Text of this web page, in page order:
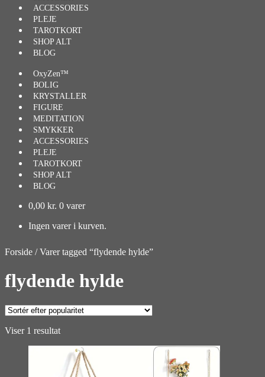
ACCESSORIES
PLEJE
TAROTKORT
SHOP ALT
BLOG
OxyZen™
BOLIG
KRYSTALLER
FIGURE
MEDITATION
SMYKKER
ACCESSORIES
PLEJE
TAROTKORT
SHOP ALT
BLOG
0,00 kr. 0 varer
Ingen varer i kurven.
Forside /Varer tagged “flydende hylde”
flydende hylde
Viser 1 resultat